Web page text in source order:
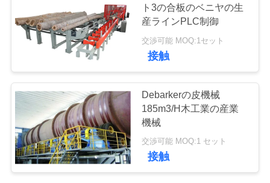
た
ち
に
関
し
削片板の生産ライン
22
ト3の合板のベニヤの生
産ラインPLC制御
交渉可能 MOQ:1セット
接触
Debarkerの皮機械
185m3/H木工業の産業
機械
交渉可能 MOQ:1 セット
接触